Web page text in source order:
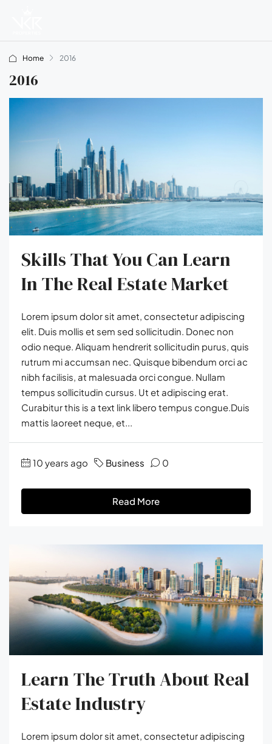
Home 2016
2016
Skills That You Can Learn
In The Real Estate Market
Lorem ipsum dolor sit amet, consectetur adipiscing
elit. Duis mollis et sem sed sollicitudin. Donec non
odio neque. Aliquam hendrerit sollicitudin purus, quis
rutrum mi accumsan nec. Quisque bibendum orci ac
nibh facilisis, at malesuada orci congue. Nullam
tempus sollicitudin cursus. Ut et adipiscing erat.
Curabitur this is a text link libero tempus congue.Duis
mattis laoreet neque, et...
10 years ago Business 0
Read More
Learn The Truth About Real
Estate Industry
Lorem ipsum dolor sit amet, consectetur adipiscing